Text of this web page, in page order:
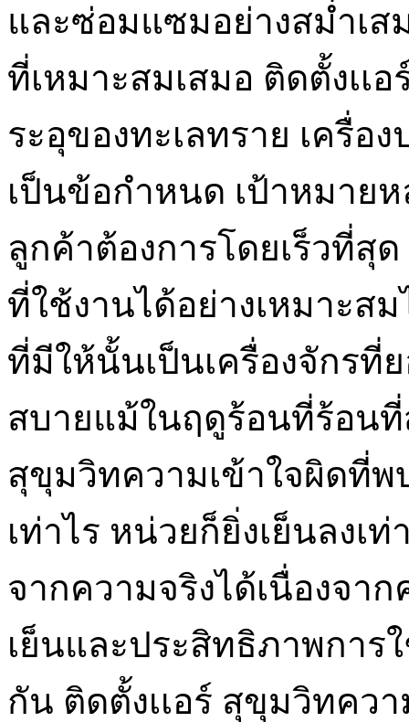
และซ่อมแซมอย่างสม่ำเ
ที่เหมาะสมเสมอ ติดตั้งเเ
ระอุของทะเลทราย เครื่อ
เป็นข้อกำหนด เป้าหมาย
ลูกค้าต้องการโดยเร็วที่สุ
ที่ใช้งานได้อย่างเหมาะสม
ที่มีให้นั้นเป็นเครื่องจักรที่
สบายแม้ในฤดูร้อนที่ร้อนที่
สุขุมวิทความเข้าใจผิดที่
เท่าไร หน่วยก็ยิ่งเย็นลงเ
จากความจริงได้เนื่องจา
เย็นและประสิทธิภาพการ
กัน ติดตั้งเเอร์ สุขุมวิทคว